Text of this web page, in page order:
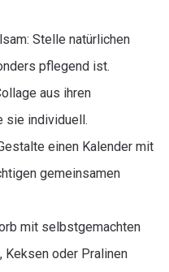
Stelle natürlichen
pflegend ist.
aus ihren
sie individuell.
einen Kalender mit
gemeinsamen
mit selbstgemachten
Keksen oder Pralinen